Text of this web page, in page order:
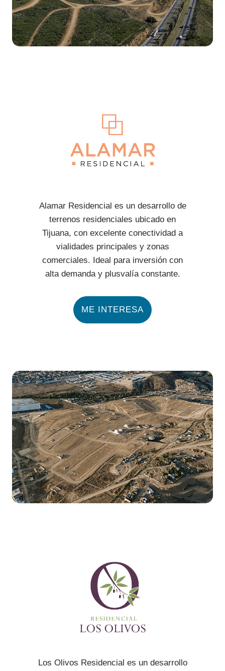
Alamar Residencial es un desarrollo de
terrenos residenciales ubicado en
Tijuana, con excelente conectividad a
vialidades principales y zonas
comerciales. Ideal para inversión con
alta demanda y plusvalía constante.
ME INTERESA
Los Olivos Residencial es un desarrollo